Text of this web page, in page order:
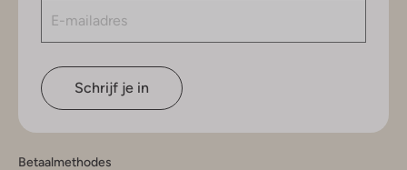
Schrijf je in
Betaalmethodes